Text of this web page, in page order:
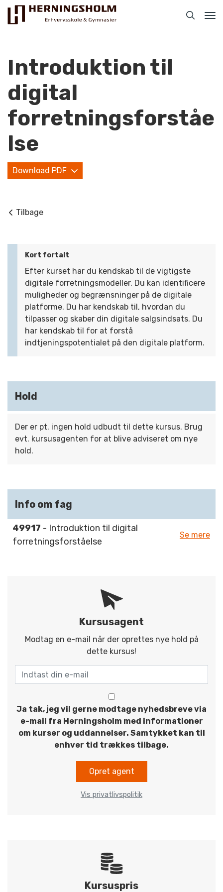
Praktisk
For beskæftigede
For virksomheder
Kontakt
Introduktion til
digital
forretningsforståe
lse
Download PDF
Tilbage
Kort fortalt
Efter kurset har du kendskab til de vigtigste
digitale forretningsmodeller. Du kan identificere
muligheder og begrænsninger på de digitale
platforme. Du har kendskab til, hvordan du
tilpasser og skaber din digitale salgsindsats. Du
har kendskab til for at forstå
indtjeningspotentialet på den digitale platform.
Hold
Der er pt. ingen hold udbudt til dette kursus. Brug
evt. kursusagenten for at blive adviseret om nye
hold.
Info om fag
49917 - Introduktion til digital
forretningsforståelse
Se mere
Kursusagent
Modtag en e-mail når der oprettes nye hold på
dette kursus!
Ja tak, jeg vil gerne modtage nyhedsbreve via
e-mail fra Herningsholm med informationer
om kurser og uddannelser. Samtykket kan til
enhver tid trækkes tilbage.
Opret agent
Vis privatlivspolitik
Kursuspris